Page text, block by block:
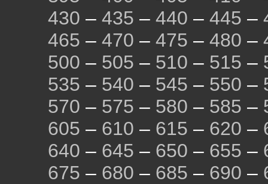
430 – 435 – 440 – 445 –
465 – 470 – 475 – 480 –
500 – 505 – 510 – 515 –
535 – 540 – 545 – 550 –
570 – 575 – 580 – 585 –
605 – 610 – 615 – 620 –
640 – 645 – 650 – 655 –
675 – 680 – 685 – 690 –